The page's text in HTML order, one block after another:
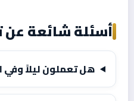
أسئلة شائعة عن
هل تعملون ليلاً وفي